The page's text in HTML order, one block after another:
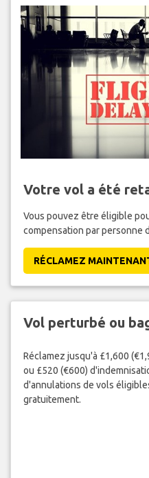
Votre vol a été
Vous pouvez être éligible
compensation par personne
RÉCLAMEZ
Vol perturbé ou
Réclamez jusqu'à £1,600
ou £520 (€600)
d'annulations de vols
gratuitement.